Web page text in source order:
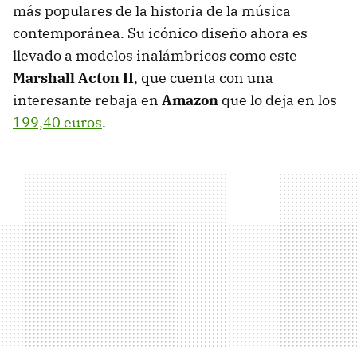
más populares de la historia de la música
contemporánea. Su icónico diseño ahora es
llevado a modelos inalámbricos como este
Marshall Acton II, que cuenta con una
interesante rebaja en Amazon que lo deja en los
199,40 euros.